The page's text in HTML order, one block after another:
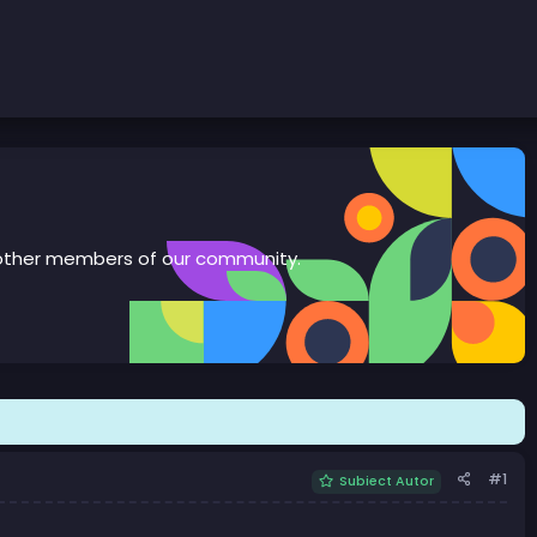
members of our community.
Subiect Autor #1